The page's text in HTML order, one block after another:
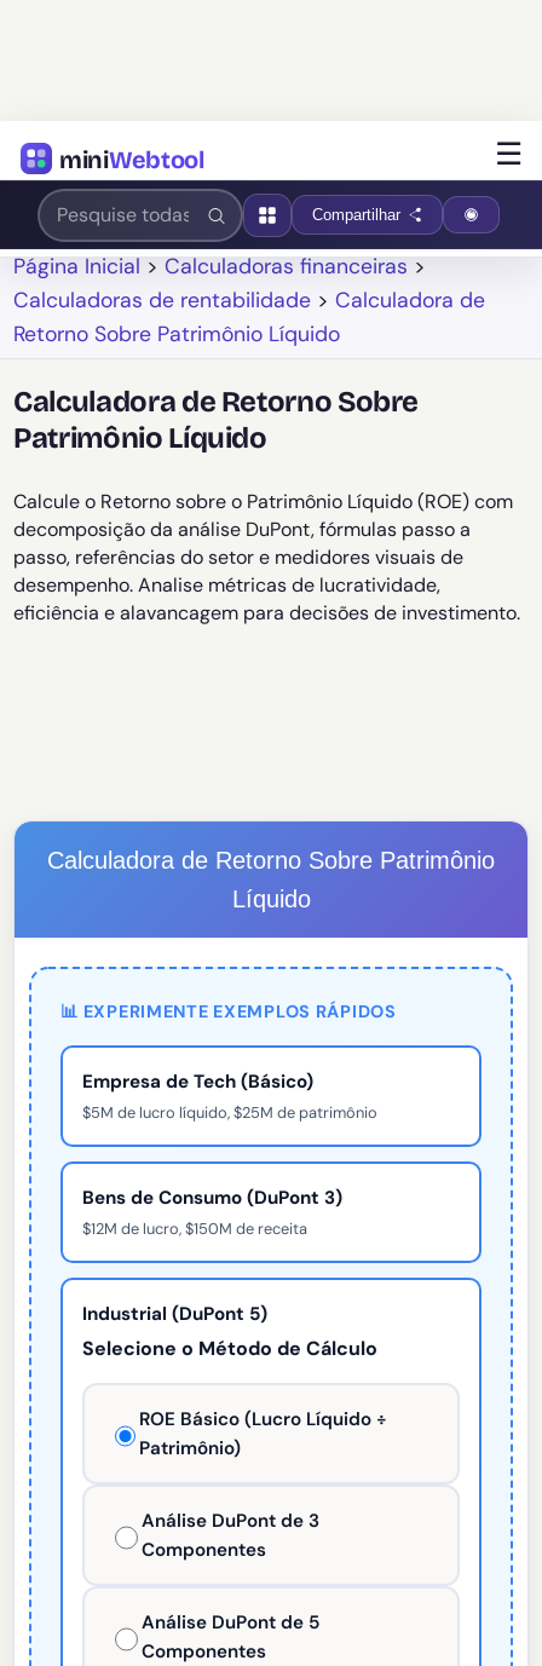
miniWebtool ☰
Compartilhar
Página Inicial >Calculadoras financeiras >
Calculadoras de rentabilidade >Calculadora de
Retorno Sobre Patrimônio Líquido
Calculadora de Retorno Sobre
Patrimônio Líquido
Calcule o Retorno sobre o Patrimônio Líquido (ROE) com
decomposição da análise DuPont, fórmulas passo a
passo, referências do setor e medidores visuais de
desempenho. Analise métricas de lucratividade,
eficiência e alavancagem para decisões de investimento.
Calculadora de Retorno Sobre Patrimônio
Líquido
📊 EXPERIMENTE EXEMPLOS RÁPIDOS
Empresa de Tech (Básico)
$5M de lucro líquido, $25M de patrimônio
Bens de Consumo (DuPont 3)
$12M de lucro, $150M de receita
Industrial (DuPont 5)
Selecione o Método de Cálculo
ROE Básico (Lucro Líquido ÷
Patrimônio)
Análise DuPont de 3
Componentes
Análise DuPont de 5
Componentes